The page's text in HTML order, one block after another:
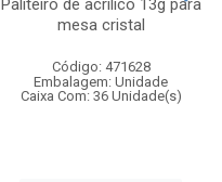
Paliteiro de acrilico 13g para
mesa cristal
Código: 471628
Embalagem: Unidade
Caixa Com: 36 Unidade(s)